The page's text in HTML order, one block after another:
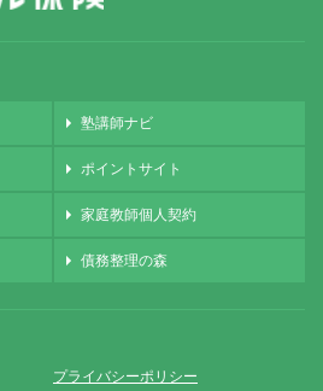
塾講師ナビ
ポイントサイト
家庭教師個人契約
債務整理の森
プライバシーポリシー